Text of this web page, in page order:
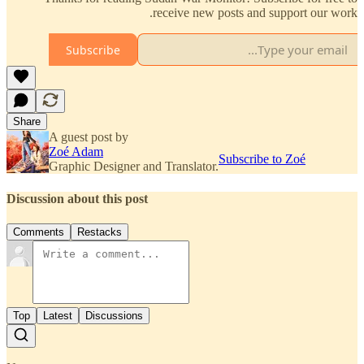
receive new posts and support our work.
Subscribe
Share
A guest post by
Zoé Adam
Graphic Designer and Translator.
Subscribe to Zoé
Discussion about this post
Comments Restacks
Top Latest Discussions